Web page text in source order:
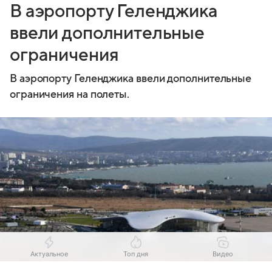
В аэропорту Геленджика
ввели дополнительные
ограничения
В аэропорту Геленджика ввели дополнительные
ограничения на полеты.
Актуальное Топ дня Видео